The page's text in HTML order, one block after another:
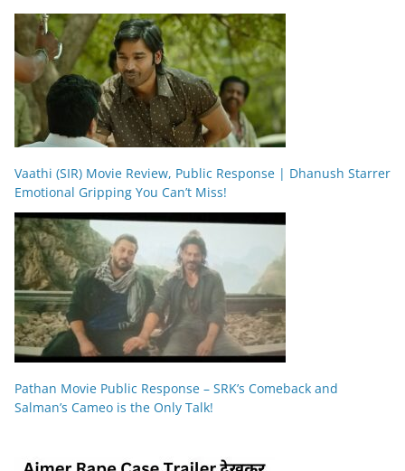
Vaathi (SIR) Movie Review, Public Response | Dhanush Starrer
Emotional Gripping You Can’t Miss!
Pathan Movie Public Response – SRK’s Comeback and
Salman’s Cameo is the Only Talk!